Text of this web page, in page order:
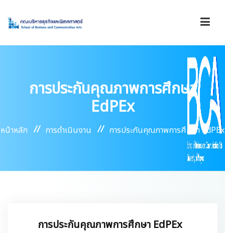
การดำเนินงาน
บริการ
การประกันคุณภาพการศึกษา
EdPEx
หน้าหลัก การดำเนินงาน การประกันคุณภาพการศึกษา EdPEx
การประกันคุณภาพการศึกษา EdPEx